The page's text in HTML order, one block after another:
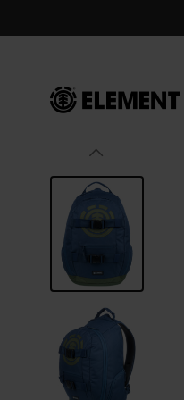
Produktinformation